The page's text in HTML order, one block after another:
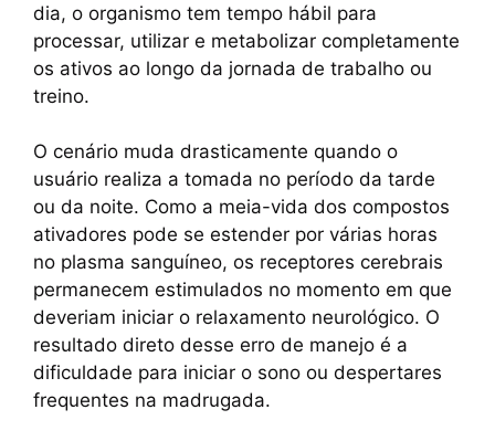
dia, o organismo tem tempo hábil para
processar, utilizar e metabolizar completamente
os ativos ao longo da jornada de trabalho ou
treino.
O cenário muda drasticamente quando o
usuário realiza a tomada no período da tarde
ou da noite. Como a meia-vida dos compostos
ativadores pode se estender por várias horas
no plasma sanguíneo, os receptores cerebrais
permanecem estimulados no momento em que
deveriam iniciar o relaxamento neurológico. O
resultado direto desse erro de manejo é a
dificuldade para iniciar o sono ou despertares
frequentes na madrugada.